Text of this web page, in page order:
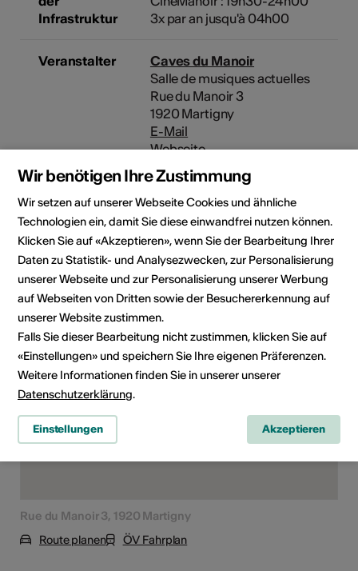
Infrastruktur
3x par an jusqu'à 04h00
Veranstalter
Caves du Manoir
Salle de musiques actuelles
Rue du Manoir 3
1920 Martigny
E-Mail
Webseite
Rubrik
Art der Veranstaltung
Veranstaltungsort
Rue du Manoir 3, 1920 Martigny
Route planen
ÖV Fahrplan
Wir benötigen Ihre Zustimmung
Wir setzen auf unserer Webseite Cookies und ähnliche
Technologien ein, damit Sie diese einwandfrei nutzen können.
Klicken Sie auf «Akzeptieren», wenn Sie der Bearbeitung Ihrer
Daten zu Statistik- und Analysezwecken, zur Personalisierung
unserer Webseite und zur Personalisierung unserer Werbung
auf Webseiten von Dritten sowie der Besuchererkennung auf
unserer Website zustimmen.
Falls Sie dieser Bearbeitung nicht zustimmen, klicken Sie auf
«Einstellungen» und speichern Sie Ihre eigenen Präferenzen.
Weitere Informationen finden Sie in unserer unserer
Datenschutzerklärung.
Einstellungen Akzeptieren